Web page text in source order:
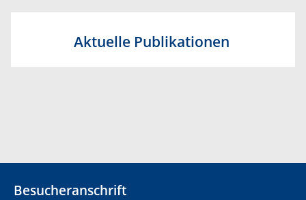
Aktuelle Publikationen
Besucheranschrift